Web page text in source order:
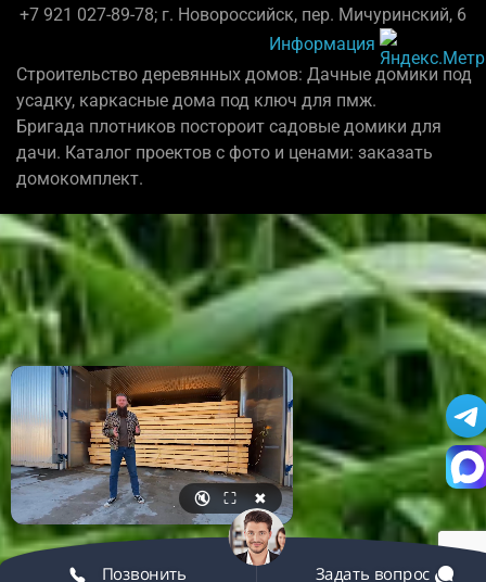
+7 921 027-89-78; г. Новороссийск, пер. Мичуринский, 6
Информация
Строительство деревянных домов: Дачные домики под
усадку, каркасные дома под ключ для пмж.
Бригада плотников постороит садовые домики для
дачи. Каталог проектов с фото и ценами: заказать
домокомплект.
🔇 ⛶ ✖
Позвонить Задать вопрос